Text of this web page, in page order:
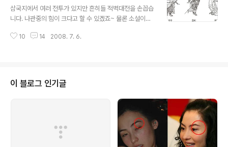
는 '황제의 딸'을 비롯해 지난 95년 KBS를 통해 방송돼 2
0%가 넘는 시청률을 기록했던 대만 드라마 '판관 포청
사랑받아 왔었죠 아시아 전역에서 사랑을 받고 있는 F4의
삼국지에서 여러 전투가 있지만 흔히들 적벽대전을 손꼽습
니다. 나관중의 힘이 크다고 할 수 있겠죠~ 물론 소설이기
니 없는 부분들이 많습니다. 삼국지연의.... 연의(演義)란
는 뜻이죠. 연의 앞에 삼국지를 붙인건 유가경전을 연구하
는 입장에서 위촉오 삼국시대의 역사를 다시 재조명하여
소설로 풀어냈기 때문에 삼국지 '연의'라고 말합니다. 이러
한 과정에서 장편소설로 풀어내고, 유가에서 강조하는 정
통 관념, 충효관념을 곳곳에 삽입하다보니 조조가 아주 나
쁜이미지로 부각되고, 관우는..
10 14 2008. 7. 6.
이 블로그 인기글